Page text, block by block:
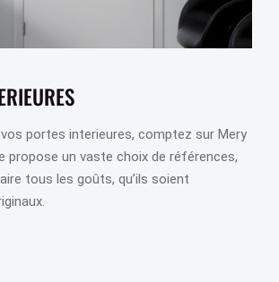
portes interieures, comptez sur Mery
propose un vaste choix de références,
tous les goûts, qu’ils soient